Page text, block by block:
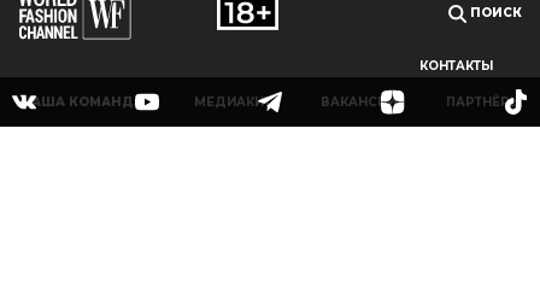
СОГЛАСЕН
ПОИСК
КОНТАКТЫ
НАША КОМАНДА МЕДИАКИТ ВАКАНСИИ ПАРТНЁРЫ